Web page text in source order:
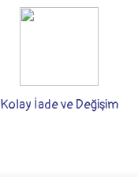
Kolay İade ve Değişim